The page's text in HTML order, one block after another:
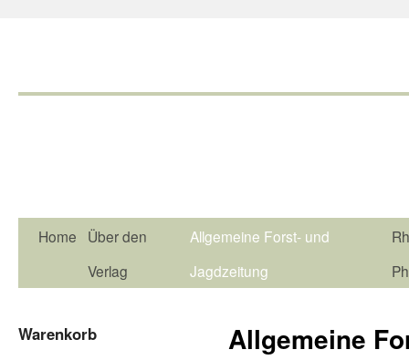
Home
Über den
Verlag
Allgemeine Forst- und
Jagdzeitung
Allgemeine
Warenkorb